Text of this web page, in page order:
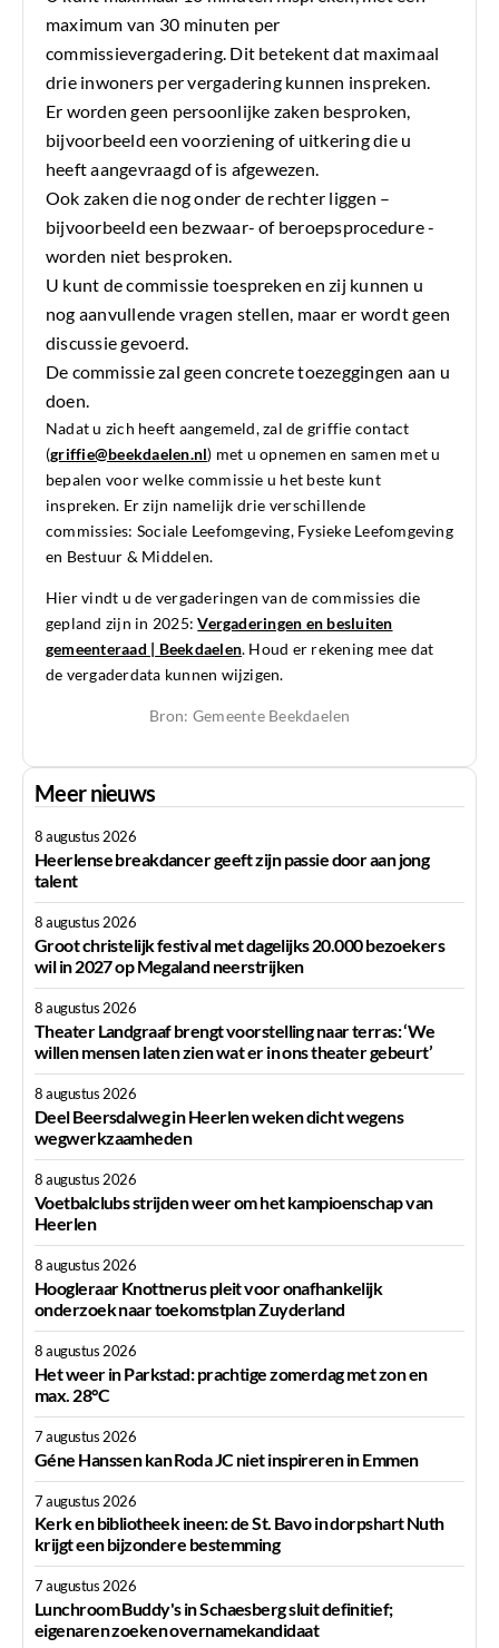
maximum van 30 minuten per
commissievergadering. Dit betekent dat maximaal
drie inwoners per vergadering kunnen inspreken.
Er worden geen persoonlijke zaken besproken,
bijvoorbeeld een voorziening of uitkering die u
heeft aangevraagd of is afgewezen.
Ook zaken die nog onder de rechter liggen –
bijvoorbeeld een bezwaar- of beroepsprocedure -
worden niet besproken.
U kunt de commissie toespreken en zij kunnen u
nog aanvullende vragen stellen, maar er wordt geen
discussie gevoerd.
De commissie zal geen concrete toezeggingen aan u
doen.
Nadat u zich heeft aangemeld, zal de griffie contact
(griffie@beekdaelen.nl) met u opnemen en samen met u
bepalen voor welke commissie u het beste kunt
inspreken. Er zijn namelijk drie verschillende
commissies: Sociale Leefomgeving, Fysieke Leefomgeving
en Bestuur & Middelen.
Hier vindt u de vergaderingen van de commissies die
gepland zijn in 2025:Vergaderingen en besluiten
gemeenteraad | Beekdaelen. Houd er rekening mee dat
de vergaderdata kunnen wijzigen.
Bron: Gemeente Beekdaelen
Meer nieuws
8 augustus 2026
Heerlense breakdancer geeft zijn passie door aan jong
talent
8 augustus 2026
Groot christelijk festival met dagelijks 20.000 bezoekers
wil in 2027 op Megaland neerstrijken
8 augustus 2026
Theater Landgraaf brengt voorstelling naar terras: ‘We
willen mensen laten zien wat er in ons theater gebeurt’
8 augustus 2026
Deel Beersdalweg in Heerlen weken dicht wegens
wegwerkzaamheden
8 augustus 2026
Voetbalclubs strijden weer om het kampioenschap van
Heerlen
8 augustus 2026
Hoogleraar Knottnerus pleit voor onafhankelijk
onderzoek naar toekomstplan Zuyderland
8 augustus 2026
Het weer in Parkstad: prachtige zomerdag met zon en
max. 28°C
7 augustus 2026
Géne Hanssen kan Roda JC niet inspireren in Emmen
7 augustus 2026
Kerk en bibliotheek ineen: de St. Bavo in dorpshart Nuth
krijgt een bijzondere bestemming
7 augustus 2026
Lunchroom Buddy's in Schaesberg sluit definitief;
eigenaren zoeken overnamekandidaat